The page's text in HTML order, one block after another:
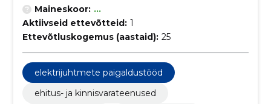
Maineskoor: ...
Aktiivseid ettevõtteid: 1
Ettevõtluskogemus (aastaid): 25
elektrijuhtmete paigaldustööd
ehitus- ja kinnisvarateenused